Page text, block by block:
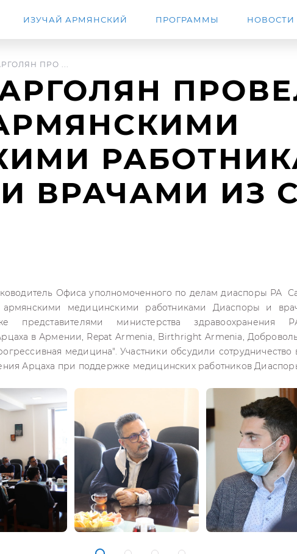
ИЗУЧАЙ АРМЯНСКИЙ ПРОГРАММЫ НОВОСТИ
ПРО ...
ВРАЧАМИ ИЗ
Офиса уполномоченного по делам диаспоры РА
армянскими медицинскими работниками Диаспоры и
министерства здравоохранения
в Армении, Repat Armenia, Birthright Armenia,
медицина". Участники обсудили сотрудничество
Арцаха при поддержке медицинских работников